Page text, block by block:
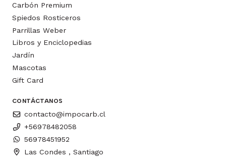
Carbón Premium
Spiedos Rosticeros
Parrillas Weber
Libros y Enciclopedias
Jardín
Mascotas
Gift Card
CONTÁCTANOS
contacto@impocarb.cl
+56978482058
56978451952
Las Condes , Santiago